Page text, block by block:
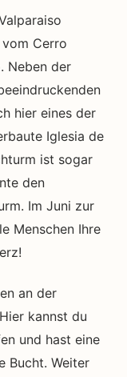
Cerro
Neben der
hier eines der
Iglesia de
ist sogar
den
Im Juni zur
Menschen Ihre
an der
kannst du
und hast eine
Bucht. Weiter